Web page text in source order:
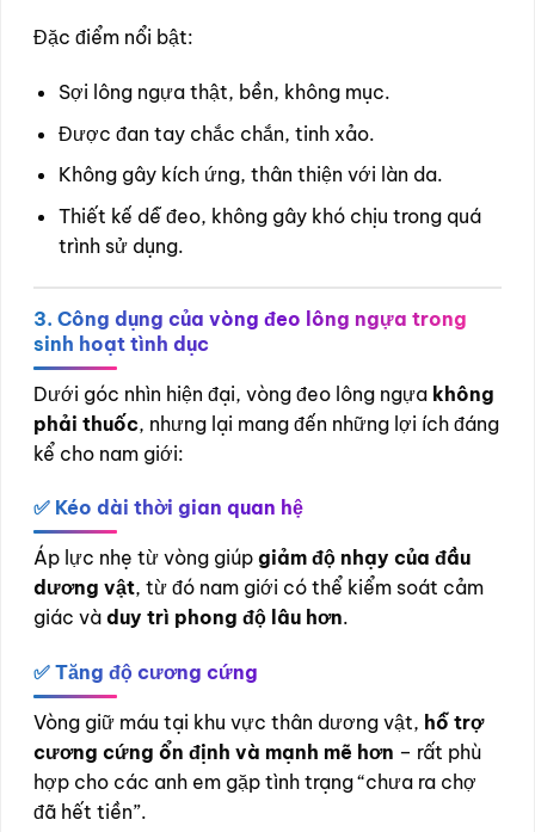
Đặc điểm nổi bật:
Sợi lông ngựa thật, bền, không mục.
Được đan tay chắc chắn, tinh xảo.
Không gây kích ứng, thân thiện với làn da.
Thiết kế dễ đeo, không gây khó chịu trong quá
trình sử dụng.
3. Công dụng của vòng đeo lông ngựa trong
sinh hoạt tình dục
Dưới góc nhìn hiện đại, vòng đeo lông ngựa không
phải thuốc, nhưng lại mang đến những lợi ích đáng
kể cho nam giới:
✅ Kéo dài thời gian quan hệ
Áp lực nhẹ từ vòng giúp giảm độ nhạy của đầu
dương vật, từ đó nam giới có thể kiểm soát cảm
giác và duy trì phong độ lâu hơn.
✅ Tăng độ cương cứng
Vòng giữ máu tại khu vực thân dương vật, hỗ trợ
cương cứng ổn định và mạnh mẽ hơn – rất phù
hợp cho các anh em gặp tình trạng “chưa ra chợ
đã hết tiền”.